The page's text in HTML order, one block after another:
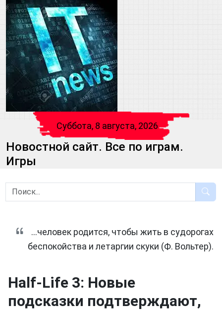
Суббота, 8 августа, 2026
Новостной сайт. Все по играм.
Игры
...человек родится, чтобы жить в судорогах
беспокойства и летаргии скуки (Ф. Вольтер).
Half-Life 3: Новые
подсказки подтверждают,